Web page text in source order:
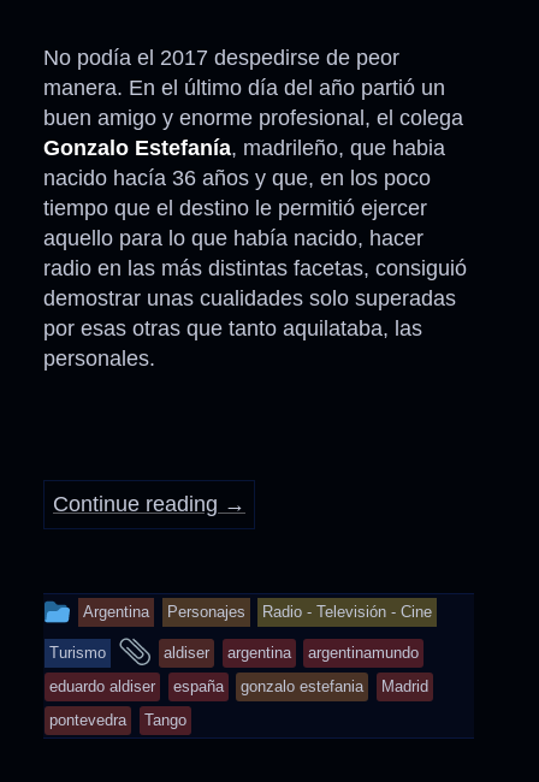
No podía el 2017 despedirse de peor
manera. En el último día del año partió un
buen amigo y enorme profesional, el colega
Gonzalo Estefanía, madrileño, que habia
nacido hacía 36 años y que, en los poco
tiempo que el destino le permitió ejercer
aquello para lo que había nacido, hacer
radio en las más distintas facetas, consiguió
demostrar unas cualidades solo superadas
por esas otras que tanto aquilataba, las
personales.
Continue reading →
This
entry
was
posted
in
Argentina Personajes Radio - Televisión - Cine
Turismo
and
tagged
aldiser argentina
argentinamundo
eduardo aldiser
españa gonzalo estefania
Madrid
pontevedra
Tango